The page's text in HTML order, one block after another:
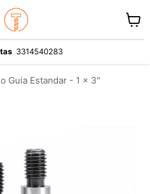
3314540283
carrito
Guia Estandar - 1 x 3"